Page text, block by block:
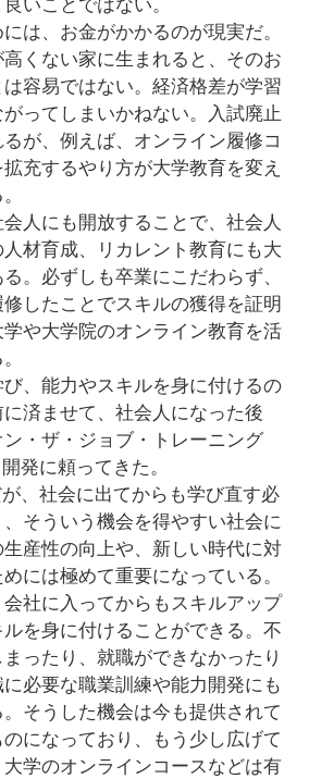
いことではない。
は、お金がかかるのが現実だ。
くない家に生まれると、そのお
容易ではない。経済格差が学習
ってしまいかねない。入試廃止
が、例えば、オンライン履修コ
充するやり方が大学教育を変え
人にも開放することで、社会人
材育成、リカレント教育にも大
。必ずしも卒業にこだわらず、
したことでスキルの獲得を証明
や大学院のオンライン教育を活
、能力やスキルを身に付けるの
済ませて、社会人になった後
・ザ・ジョブ・トレーニング
発に頼ってきた。
、社会に出てからも学び直す必
そういう機会を得やすい社会に
産性の向上や、新しい時代に対
には極めて重要になっている。
社に入ってからもスキルアップ
を身に付けることができる。不
ったり、 就職ができなかったり
必要な職業訓練や能力開発にも
そうした機会は今も提供されて
になっており、もう少し広げて
学のオンラインコースなどは有